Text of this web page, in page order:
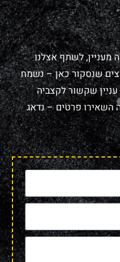
מעניין, לשתף אצלנו
שנסקור כאן – נשמח
שקשור לקצביה
השאירו פרטים – נדאג